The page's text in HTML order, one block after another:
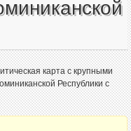
карта с крупными
Республики с